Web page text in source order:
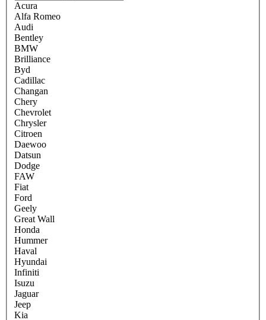
Acura
Alfa Romeo
Audi
Bentley
BMW
Brilliance
Byd
Cadillac
Changan
Chery
Chevrolet
Chrysler
Citroen
Daewoo
Datsun
Dodge
FAW
Fiat
Ford
Geely
Great Wall
Honda
Hummer
Haval
Hyundai
Infiniti
Isuzu
Jaguar
Jeep
Kia